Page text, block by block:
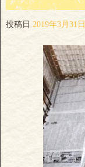
投稿日 2019年3月31日